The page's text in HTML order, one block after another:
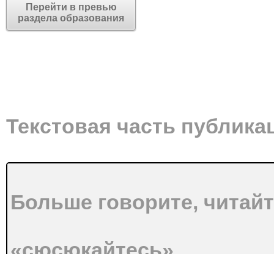
Перейти в превью
раздела образования
Текстовая часть
Больше говорите,